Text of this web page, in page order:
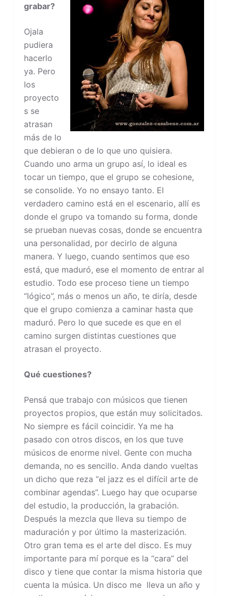
grabar?
Ojala
pudiera
hacerlo
ya. Pero
los
proyecto
s se
atrasan
más de lo
que debieran o de lo que uno quisiera.
Cuando uno arma un grupo así, lo ideal es
tocar un tiempo, que el grupo se cohesione,
se consolide. Yo no ensayo tanto. El
verdadero camino está en el escenario, allí es
donde el grupo va tomando su forma, donde
se prueban nuevas cosas, donde se encuentra
una personalidad, por decirlo de alguna
manera. Y luego, cuando sentimos que eso
está, que maduró, ese el momento de entrar al
estudio. Todo ese proceso tiene un tiempo
“lógico”, más o menos un año, te diría, desde
que el grupo comienza a caminar hasta que
maduró. Pero lo que sucede es que en el
camino surgen distintas cuestiones que
atrasan el proyecto.
Qué cuestiones?
Pensá que trabajo con músicos que tienen
proyectos propios, que están muy solicitados.
No siempre es fácil coincidir. Ya me ha
pasado con otros discos, en los que tuve
músicos de enorme nivel. Gente con mucha
demanda, no es sencillo. Anda dando vueltas
un dicho que reza “el jazz es el difícil arte de
combinar agendas”. Luego hay que ocuparse
del estudio, la producción, la grabación.
Después la mezcla que lleva su tiempo de
maduración y por último la masterización.
Otro gran tema es el arte del disco. Es muy
importante para mí porque es la “cara” del
disco y tiene que contar la misma historia que
cuenta la música. Un disco me lleva un año y